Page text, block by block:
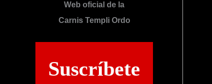
Web oficial de la
Carnis Templi Ordo
Suscríbete